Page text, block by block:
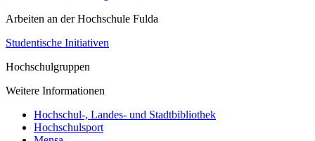
Arbeiten an der Hochschule Fulda
Studentische Initiativen
Hochschulgruppen
Weitere Informationen
Hochschul-, Landes- und Stadtbibliothek
Hochschulsport